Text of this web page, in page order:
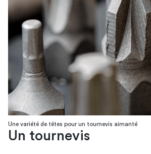
Une variété de têtes pour un tournevis aimanté
Un tournevis